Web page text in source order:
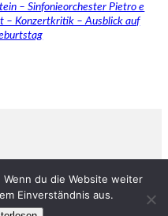
– Sinfonieorchester Pietro e
– Konzertkritik – Ausblick auf
du die Website weiter
Einverständnis aus.